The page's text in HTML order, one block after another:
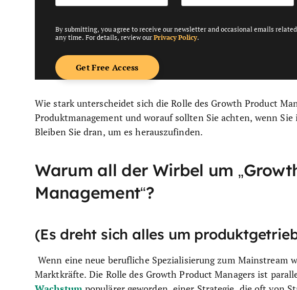
By submitting, you agree to receive our newsletter and occasional emails
any time. For details, review ourPrivacy Policy.
Wie stark unterscheidet sich die Rolle des Growth Product
Produktmanagement und worauf sollten Sie achten, wenn Sie
Bleiben Sie dran, um es herauszufinden.
Warum all der Wirbel um
Management“?
(Es dreht sich alles um
Wenn eine neue berufliche Spezialisierung zum Mainstream
Marktkräfte. Die Rolle des Growth Product Managers ist